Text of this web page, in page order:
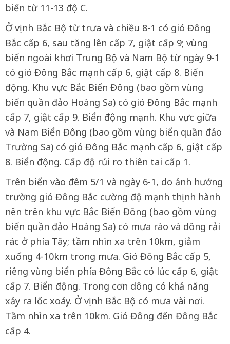
biến từ 11-13 độ C.
Ở vịnh Bắc Bộ từ trưa và chiều 8-1 có gió Đông
Bắc cấp 6, sau tăng lên cấp 7, giật cấp 9; vùng
biển ngoài khơi Trung Bộ và Nam Bộ từ ngày 9-1
có gió Đông Bắc mạnh cấp 6, giật cấp 8. Biển
động. Khu vực Bắc Biển Đông (bao gồm vùng
biển quần đảo Hoàng Sa) có gió Đông Bắc mạnh
cấp 7, giật cấp 9. Biển động mạnh. Khu vực giữa
và Nam Biển Đông (bao gồm vùng biển quần đảo
Trường Sa) có gió Đông Bắc mạnh cấp 6, giật cấp
8. Biển động. Cấp độ rủi ro thiên tai cấp 1.
Trên biển vào đêm 5/1 và ngày 6-1, do ảnh hưởng
trường gió Đông Bắc cường độ mạnh thịnh hành
nên trên khu vực Bắc Biển Đông (bao gồm vùng
biển quần đảo Hoàng Sa) có mưa rào và dông rải
rác ở phía Tây; tầm nhìn xa trên 10km, giảm
xuống 4-10km trong mưa. Gió Đông Bắc cấp 5,
riêng vùng biển phía Đông Bắc có lúc cấp 6, giật
cấp 7. Biển động. Trong cơn dông có khả năng
xảy ra lốc xoáy. Ở vịnh Bắc Bộ có mưa vài nơi.
Tầm nhìn xa trên 10km. Gió Đông đến Đông Bắc
cấp 4.